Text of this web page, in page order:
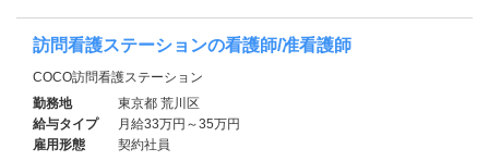
訪問看護ステーションの看護師/准看護師
COCO訪問看護ステーション
勤務地
東京都 荒川区
給与タイプ
月給33万円～35万円
雇用形態
契約社員